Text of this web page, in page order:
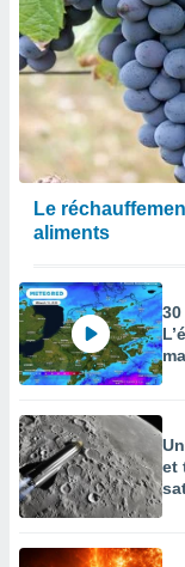
Le
aliments
30
et